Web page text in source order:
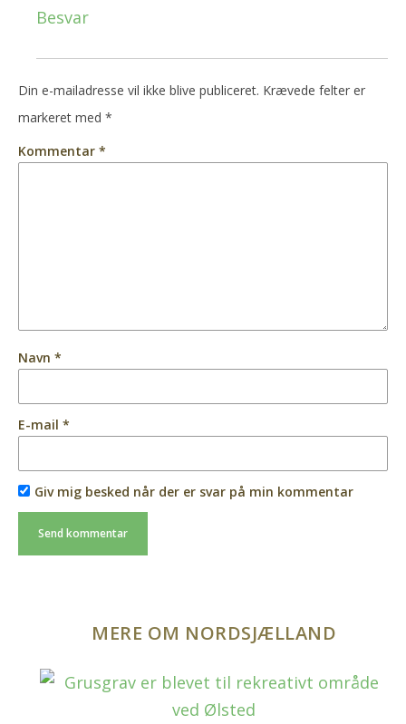
Besvar
Din e-mailadresse vil ikke blive publiceret. Krævede felter er
markeret med *
Kommentar *
Navn *
E-mail *
Giv mig besked når der er svar på min kommentar
MERE OM NORDSJÆLLAND